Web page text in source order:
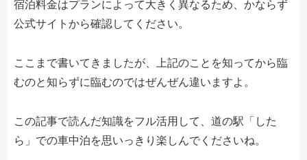
宿泊料金はプランによって大きく異なるため、かならず
公式サイトから確認してください。
ここまで書いてきましたが、上記のことを知ってから臨
むのと知らずに臨むのではぜんぜん違いますよ。
この記事で読んだ知識をフル活用して、道の駅「した
ら」での車中泊を思いっきり楽しんでくださいね。